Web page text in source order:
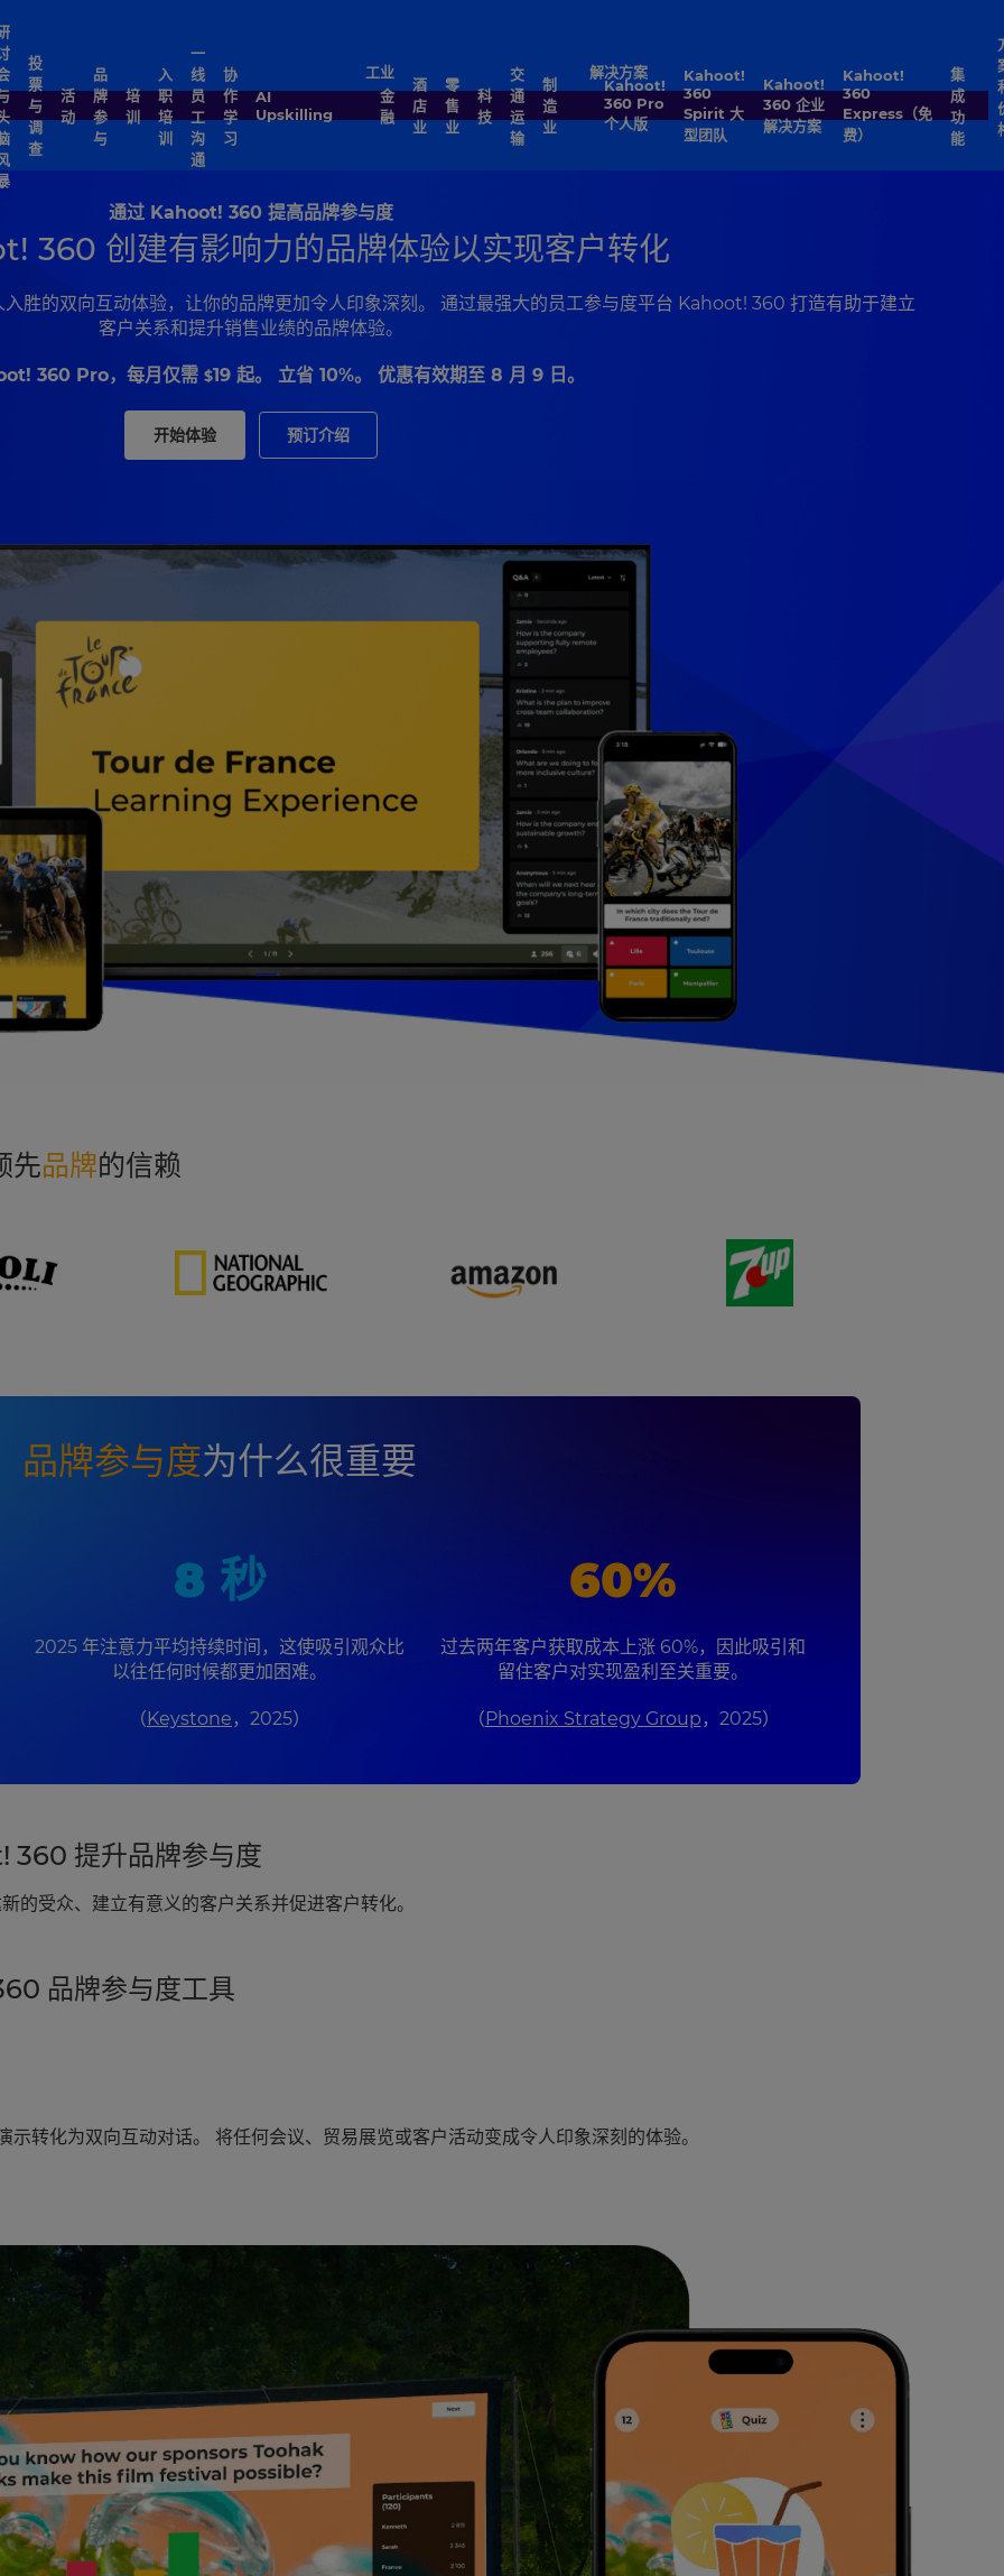
投
票
与
调
查
活
动
品
牌
参
与
培
训
入
职
培
训
一
线
员
工
沟
通
协
作
学
习
AI
Upskilling
工业
金
融
酒
店
业
零
售
业
科
技
交
通
运
输
制
造
业
解决方案
Kahoot!
360 Pro
个人版
Kahoot!
360
Spirit 大
型团队
Kahoot!
360 企业
解决方案
Kahoot!
360
Express（免
费）
集
成
功
能
通过 Kahoot! 360 提高品牌参与度
360 创建有影响力的品牌体验以实现客户转化
胜的双向互动体验，让你的品牌更加令人印象深刻。 通过最强大的员工参与度平台 Kahoot! 360 打造有助于建立
客户关系和提升销售业绩的品牌体验。
360 Pro，每月仅需 $19 起。 立省 10%。 优惠有效期至 8 月 9 日。
开始体验 预订介绍
先品牌的信赖
品牌参与度为什么很重要
8 秒
2025 年注意力平均持续时间，这使吸引观众比
以往任何时候都更加困难。
（ Keystone ，2025）
60%
过去两年客户获取成本上涨 60%，因此吸引和
留住客户对实现盈利至关重要。
（ Phoenix Strategy Group ，2025）
360 提升品牌参与度
受众、建立有意义的客户关系并促进客户转化。
品牌参与度工具
转化为双向互动对话。 将任何会议、贸易展览或客户活动变成令人印象深刻的体验。